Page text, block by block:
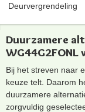
Deurvergrendeling
Duurzamere
WG44G2FONL
Bij het streven naar
keuze telt. Daarom
duurzamere
zorgvuldig